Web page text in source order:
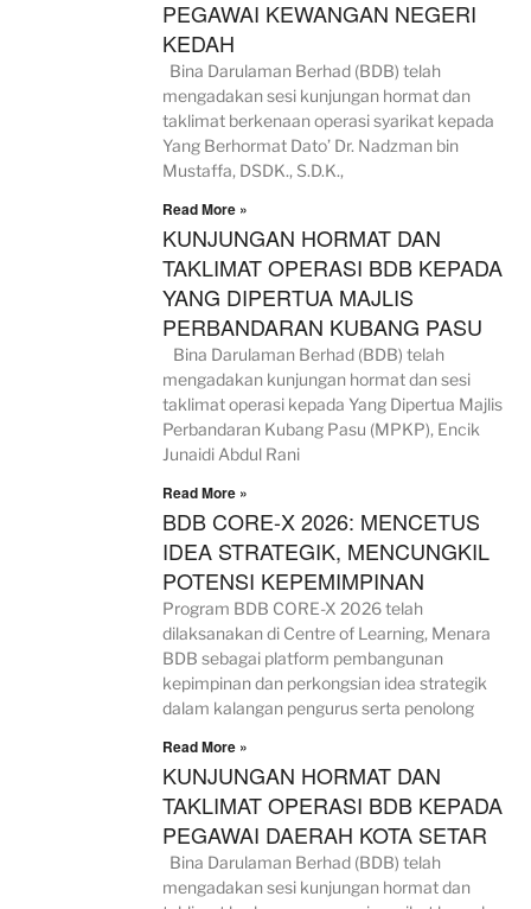
PEGAWAI KEWANGAN NEGERI
KEDAH
Bina Darulaman Berhad (BDB) telah
mengadakan sesi kunjungan hormat dan
taklimat berkenaan operasi syarikat kepada
Yang Berhormat Dato’ Dr. Nadzman bin
Mustaffa, DSDK., S.D.K.,
Read More »
KUNJUNGAN HORMAT DAN
TAKLIMAT OPERASI BDB KEPADA
YANG DIPERTUA MAJLIS
PERBANDARAN KUBANG PASU
Bina Darulaman Berhad (BDB) telah
mengadakan kunjungan hormat dan sesi
taklimat operasi kepada Yang Dipertua Majlis
Perbandaran Kubang Pasu (MPKP), Encik
Junaidi Abdul Rani
Read More »
BDB CORE-X 2026: MENCETUS
IDEA STRATEGIK, MENCUNGKIL
POTENSI KEPEMIMPINAN
Program BDB CORE-X 2026 telah
dilaksanakan di Centre of Learning, Menara
BDB sebagai platform pembangunan
kepimpinan dan perkongsian idea strategik
dalam kalangan pengurus serta penolong
Read More »
KUNJUNGAN HORMAT DAN
TAKLIMAT OPERASI BDB KEPADA
PEGAWAI DAERAH KOTA SETAR
Bina Darulaman Berhad (BDB) telah
mengadakan sesi kunjungan hormat dan